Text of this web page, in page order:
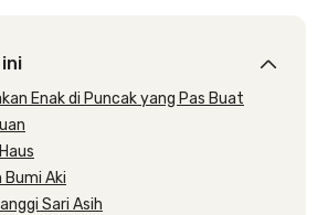
Enak di Puncak yang Pas Buat
Bumi Aki
Sari Asih